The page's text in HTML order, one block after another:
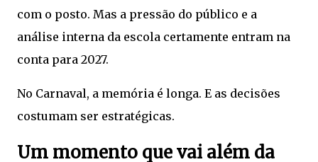
com o posto. Mas a pressão do público e a
análise interna da escola certamente entram na
conta para 2027.
No Carnaval, a memória é longa. E as decisões
costumam ser estratégicas.
Um momento que vai além da